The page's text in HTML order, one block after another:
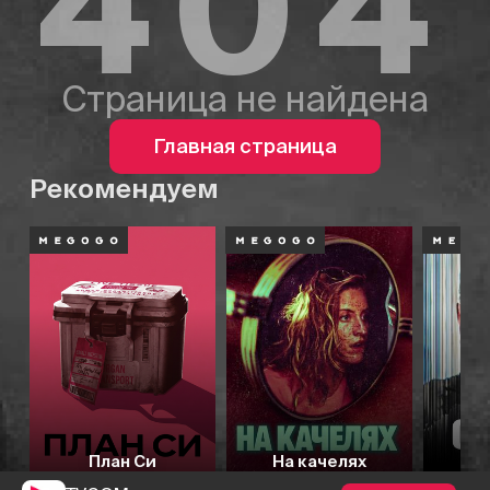
Страница не найдена
Главная страница
Рекомендуем
План Си На качелях